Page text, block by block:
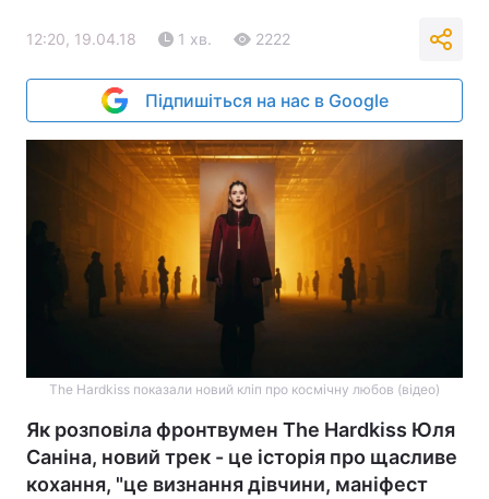
12:20, 19.04.18 1 хв. 2222
Підпишіться на нас в Google
The Hardkiss показали новий кліп про космічну любов (відео)
Як розповіла фронтвумен The Hardkiss Юля
Саніна, новий трек - це історія про щасливе
кохання, "це визнання дівчини, маніфест